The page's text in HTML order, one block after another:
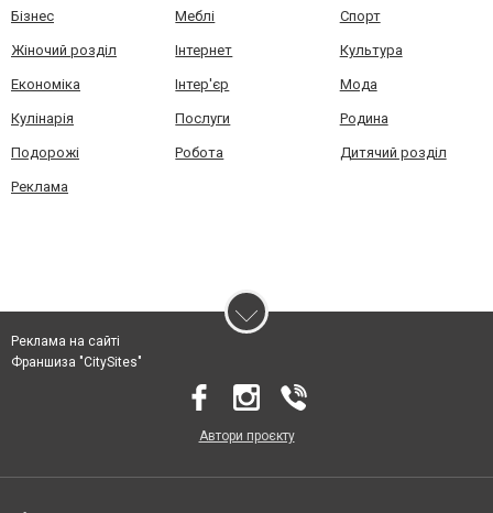
Бізнес Меблі Спорт
Жіночий розділ Інтернет Культура
Економіка Інтер'єр Мода
Кулінарія Послуги Родина
Подорожі Робота Дитячий розділ
Реклама
Реклама на сайті
Франшиза "CitySites"
Автори проєкту